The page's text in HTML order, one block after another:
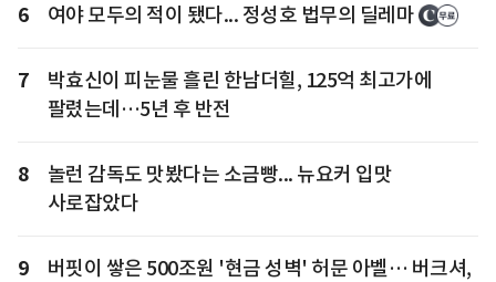
6 여야 모두의 적이 됐다... 정성호 법무의 딜레마
7
박효신이 피눈물 흘린 한남더힐, 125억 최고가에
팔렸는데…5년 후 반전
8
놀런 감독도 맛봤다는 소금빵... 뉴요커 입맛
사로잡았다
9
버핏이 쌓은 500조원 '현금 성벽' 허문 아벨… 버크셔,